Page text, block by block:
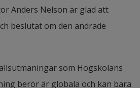
Anders Nelson är glad att
beslutat om den ändrade
som Högskolans
berör är globala och kan bara